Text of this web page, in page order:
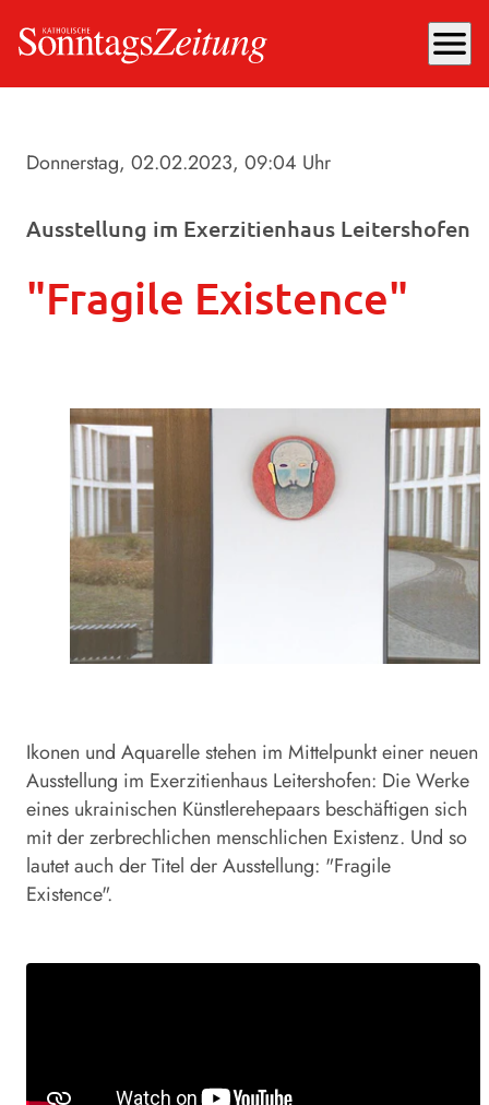
menu
Donnerstag, 02.02.2023, 09:04 Uhr
Ausstellung im Exerzitienhaus Leitershofen
"Fragile Existence"
Ikonen und Aquarelle stehen im Mittelpunkt einer neuen
Ausstellung im Exerzitienhaus Leitershofen: Die Werke
eines ukrainischen Künstlerehepaars beschäftigen sich
mit der zerbrechlichen menschlichen Existenz. Und so
lautet auch der Titel der Ausstellung: "Fragile
Existence".